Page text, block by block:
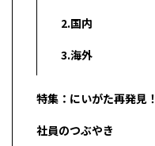
2.国内
3.海外
特集：にいがた再発見！
社員のつぶやき